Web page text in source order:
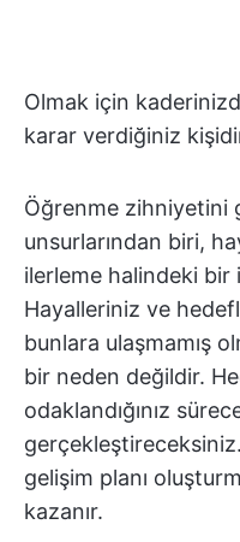
Olmak için
karar verdiğiniz
Öğrenme zihniyetini
unsurlarından biri,
ilerleme halindeki
Hayalleriniz ve
bunlara ulaşmamış
bir neden değildir.
odaklandığınız
gelişim planı
kazanır.